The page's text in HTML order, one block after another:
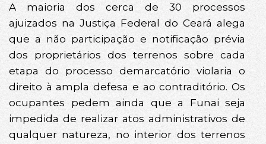
A maioria dos cerca de 30 processos
ajuizados na Justiça Federal do Ceará alega
que a não participação e notificação prévia
dos proprietários dos terrenos sobre cada
etapa do processo demarcatório violaria o
direito à ampla defesa e ao contraditório. Os
ocupantes pedem ainda que a Funai seja
impedida de realizar atos administrativos de
qualquer natureza, no interior dos terrenos